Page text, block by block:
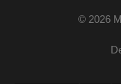
© 2026